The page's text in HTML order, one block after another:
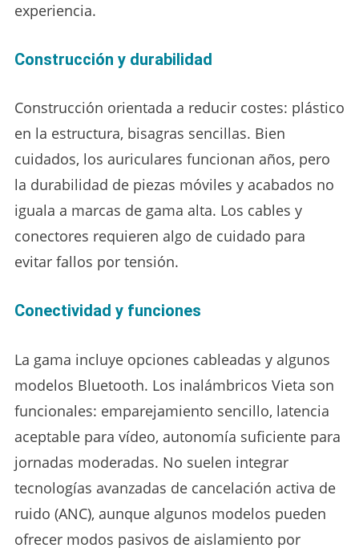
experiencia.
Construcción y durabilidad
Construcción orientada a reducir costes: plástico
en la estructura, bisagras sencillas. Bien
cuidados, los auriculares funcionan años, pero
la durabilidad de piezas móviles y acabados no
iguala a marcas de gama alta. Los cables y
conectores requieren algo de cuidado para
evitar fallos por tensión.
Conectividad y funciones
La gama incluye opciones cableadas y algunos
modelos Bluetooth. Los inalámbricos Vieta son
funcionales: emparejamiento sencillo, latencia
aceptable para vídeo, autonomía suficiente para
jornadas moderadas. No suelen integrar
tecnologías avanzadas de cancelación activa de
ruido (ANC), aunque algunos modelos pueden
ofrecer modos pasivos de aislamiento por